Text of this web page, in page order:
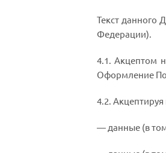
Текст данного
Федерации).
4.1. Акцептом
Оформление
4.2.
— данные (в